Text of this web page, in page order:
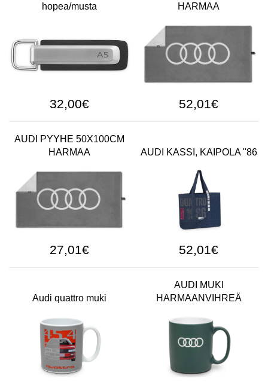
hopea/musta
32,00€
HARMAA
52,01€
AUDI PYYHE 50X100CM
HARMAA
27,01€
AUDI KASSI, KAIPOLA "86
52,01€
Audi quattro muki
AUDI MUKI
HARMAANVIHREÄ